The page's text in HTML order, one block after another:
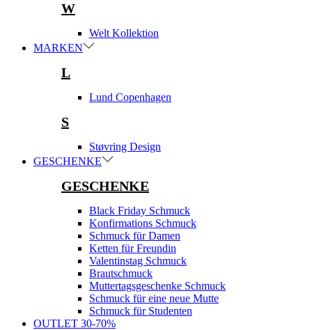
W
Welt Kollektion
MARKEN
L
Lund Copenhagen
S
Støvring Design
GESCHENKE
GESCHENKE
Black Friday Schmuck
Konfirmations Schmuck
Schmuck für Damen
Ketten für Freundin
Valentinstag Schmuck
Brautschmuck
Muttertagsgeschenke Schmuck
Schmuck für eine neue Mutte
Schmuck für Studenten
OUTLET 30-70%